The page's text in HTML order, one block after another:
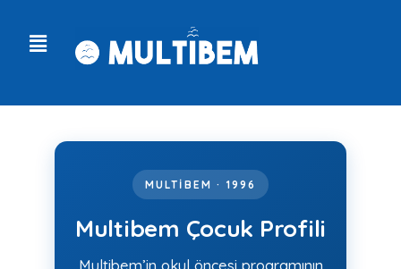
MULTIBEM · 1996
Multibem Çocuk Profili
Multibem’in okul öncesi programının